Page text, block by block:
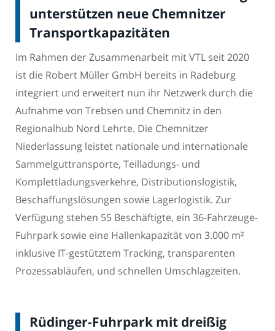
unterstützen neue Chemnitzer
Transportkapazitäten
Im Rahmen der Zusammenarbeit mit VTL seit 2020
ist die Robert Müller GmbH bereits in Radeburg
integriert und erweitert nun ihr Netzwerk durch die
Aufnahme von Trebsen und Chemnitz in den
Regionalhub Nord Lehrte. Die Chemnitzer
Niederlassung leistet nationale und internationale
Sammelguttransporte, Teilladungs- und
Komplettladungsverkehre, Distributionslogistik,
Beschaffungslösungen sowie Lagerlogistik. Zur
Verfügung stehen 55 Beschäftigte, ein 36-Fahrzeuge-
Fuhrpark sowie eine Hallenkapazität von 3.000 m²
inklusive IT-gestütztem Tracking, transparenten
Prozessabläufen, und schnellen Umschlagzeiten.
Rüdinger-Fuhrpark mit dreißig